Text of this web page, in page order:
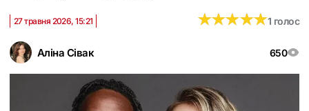
Аліна Сівак 650
27 травня 2026, 15:21 ★★★★★
★★★★★1 голос